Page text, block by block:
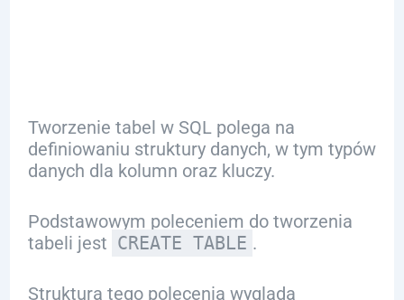
Tworzenie tabel w SQL polega na
definiowaniu struktury danych, w tym typów
danych dla kolumn oraz kluczy.
Podstawowym poleceniem do tworzenia
tabeli jest CREATE TABLE .
Struktura tego polecenia wygląda